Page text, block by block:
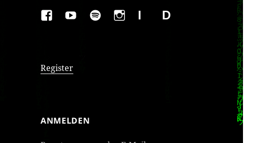
FAKEBOOK
YOUTUBESPOTIFYINSTAGRAM
IMPRESSUMDatenschutzerklärung
Register
ANMELDEN